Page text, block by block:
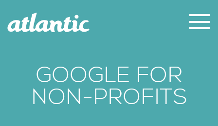
GOOGLE FOR
NON-PROFITS